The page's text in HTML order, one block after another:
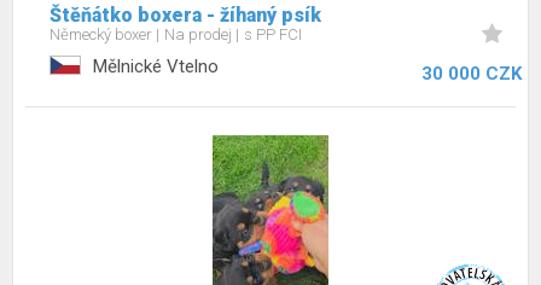
Štěňátko boxera - žíhaný psík
Německý boxer Na prodej s PP FCI
Mělnické Vtelno 30 000 CZK